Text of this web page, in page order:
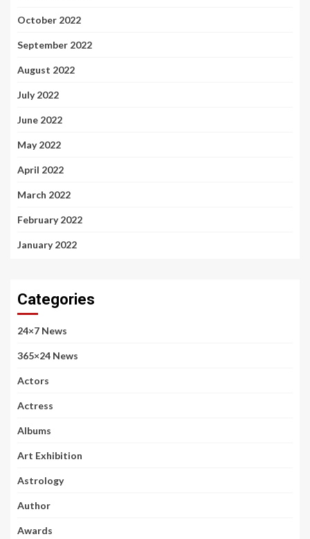
October 2022
September 2022
August 2022
July 2022
June 2022
May 2022
April 2022
March 2022
February 2022
January 2022
Categories
24×7 News
365×24 News
Actors
Actress
Albums
Art Exhibition
Astrology
Author
Awards